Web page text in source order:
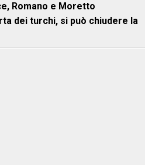
Romano e Moretto
dei turchi, si può chiudere la